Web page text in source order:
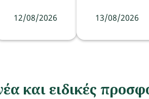
12/08/2026 13/08/2026
και ειδικές